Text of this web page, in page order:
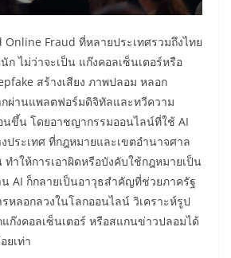
Fraud ที่หลายประเทศรวมถึงไทย
ก ไม่ว่าจะเป็น แก๊งคอลเซ็นเตอร์หรือ
สร้างเสียง ภาพปลอม หลอก
ผ่านแพลตฟอร์มดิจิทัลและทวีความ
ขึ้น โดยอาชญากรรมออนไลน์ที่ใช้ AI
ประเทศ ที่กฎหมายและเขตอำนาจศาล
ทำให้การเอาผิดหรือบังคับใช้กฎหมายเป็น
น AI ก็กลายเป็นอาวุธสำคัญที่ช่วยภาครัฐ
หลอกลวงในโลกออนไลน์ วิเคราะห์รูป
ก๊งคอลเซ็นเตอร์ หรือสแกนข่าวปลอมได้
ยเท่า